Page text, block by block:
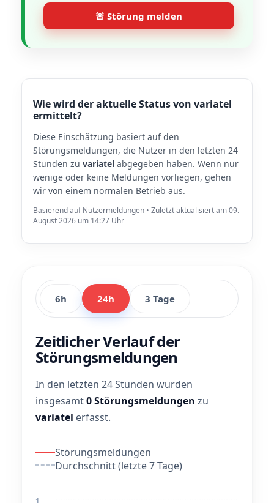
🚨 Störung melden
Wie wird der aktuelle Status von variatel
ermittelt?
Diese Einschätzung basiert auf den
Störungsmeldungen, die Nutzer in den letzten 24
Stunden zu variatel abgegeben haben. Wenn nur
wenige oder keine Meldungen vorliegen, gehen
wir von einem normalen Betrieb aus.
Basierend auf Nutzermeldungen • Zuletzt aktualisiert am 09.
August 2026 um 14:27 Uhr
6h 24h 3 Tage
Zeitlicher Verlauf der
Störungsmeldungen
In den letzten 24 Stunden wurden
insgesamt0 Störungsmeldungen zu
variatel erfasst.
Störungsmeldungen
Durchschnitt (letzte 7 Tage)
1